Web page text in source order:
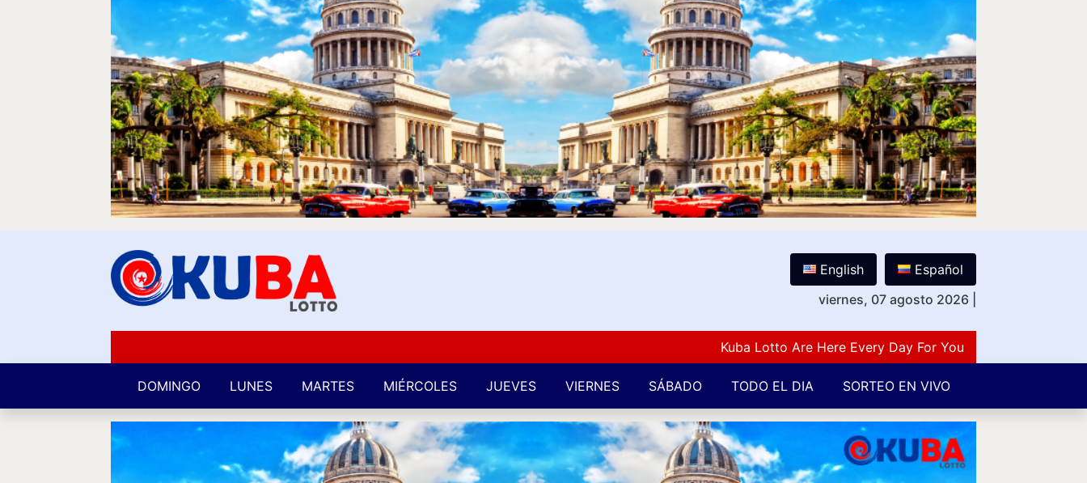
English
Español
viernes, 07 agosto 2026
Kuba Lotto Are Here Every Day For You Lovers Of Number
DOMINGO LUNES MARTES MIÉRCOLES JUEVES VIERNES SÁBADO TODO EL DIA SORTEO EN VIVO